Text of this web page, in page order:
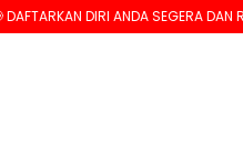
ANDA SEGERA DAN RAIH